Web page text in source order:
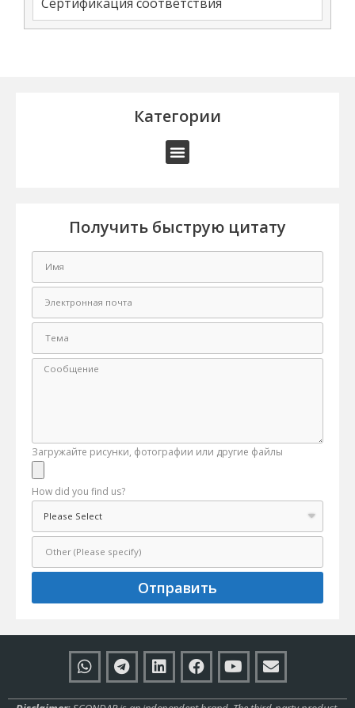
Категории
Получить быструю цитату
Загружайте рисунки, фотографии или другие файлы
How did you find us?
Отправить